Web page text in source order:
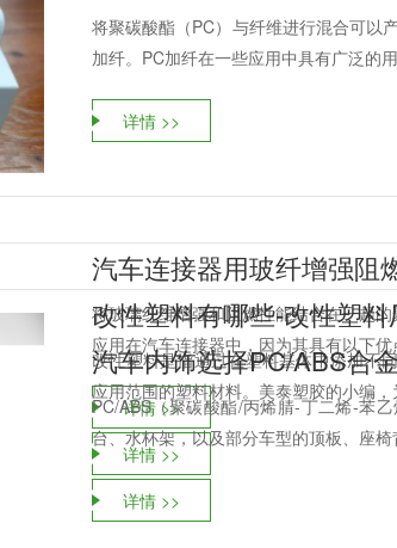
将聚碳酸酯（PC）与纤维进行混合可以
加纤。PC加纤在一些应用中具有广泛的
详情 >>
汽车连接器用玻纤增强阻
将玻璃纤维增强和阻燃性能结合在一起
应用在汽车连接器中，因为其具有以下
详情 >>
改性塑料有哪些-改性塑
改性塑料是指通过在塑料基体中添加不
应用范围的塑料材料。美泰塑胶的小编
详情 >>
汽车内饰选择PC/ABS合
PC/ABS（聚碳酸酯/丙烯腈-丁二烯-苯
台、水杯架，以及部分车型的顶板、座
详情 >>